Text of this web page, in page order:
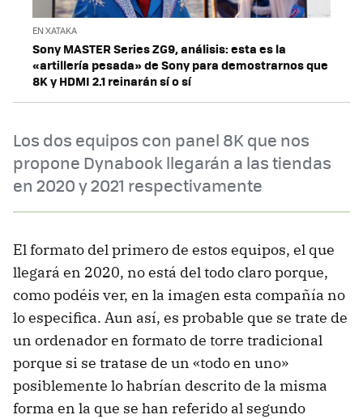
EN XATAKA
Sony MASTER Series ZG9, análisis: esta es la
«artillería pesada» de Sony para demostrarnos que
8K y HDMI 2.1 reinarán sí o sí
Los dos equipos con panel 8K que nos
propone Dynabook llegarán a las tiendas
en 2020 y 2021 respectivamente
El formato del primero de estos equipos, el que
llegará en 2020, no está del todo claro porque,
como podéis ver, en la imagen esta compañía no
lo especifica. Aun así, es probable que se trate de
un ordenador en formato de torre tradicional
porque si se tratase de un «todo en uno»
posiblemente lo habrían descrito de la misma
forma en la que se han referido al segundo